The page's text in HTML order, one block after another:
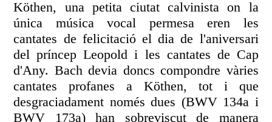
Köthen, una petita ciutat calvinista on la
única música vocal permesa eren les
cantates de felicitació el dia de l'aniversari
del príncep Leopold i les cantates de Cap
d'Any. Bach devia doncs compondre vàries
cantates profanes a Köthen, tot i que
desgraciadament només dues (BWV 134a i
BWV 173a) han sobreviscut de manera